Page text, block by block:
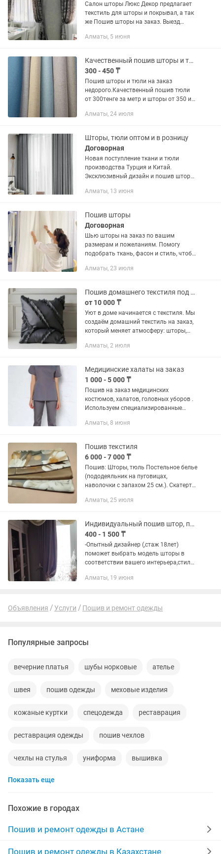
Салон шторы Люкс Декор предлагает
текстиль для шторы и покрывал, а так
же Пошив шторы на заказ. Выезд
бесплатно Мы с радостью привезем
Алматы, 5 июня
Качественный пошив шторы и тюли недорого
300 - 450 ₸
Пошив шторы и тюли на заказ
недорого.Качественный пошив тюли
от 300тенге за метр и шторы от 350 и
тюлей на заказ.Переделками шторы не
Алматы, 24 июля
Шторы, тюли оптом и в розницу
Договорная
Новая поступление ткани и тюли
производства Турция и Китай.
Эксклюзивный дизайн и пошив шторы
Казахстану. Все вопросы по телефону
3...
Алматы, 13 июня
Пошив шторы
Договорная
Шью шторы на заказ по вашим
размерам и пожеланиям. Помогу
подобрать ткань, фасон и стиль, чтобы
интерьеру.
Алматы, 23 июля
Пошив домашнего текстиля под заказ
от 10 000 ₸
Уют в доме начинается с текстиля. Мы
создаём домашний текстиль на заказ,
который меняет атмосферу: шторы,
подушки. • Индивидуальный пошив
Алматы, 2 июля
Медицинские халаты на заказ
1 000 - 5 000 ₸
Пошив на заказ медицинских
костюмов, халатов, головных уборов .
Используем специализированные
модели , так же можем сделать по
Работаем...
Алматы, 8 июня
Пошив текстиля
6 000 - 7 000 ₸
Пошив: Шторы, тюль Постельное белье
(пододеяльник на пуговицах,
наволочки с запахом 25 см.). Скатерти,
подушки. Индивидуальный пошив
Алматы, 25 июля
Индивидуальный пошив штор, покрывал подушек
400 - 1 500 ₸
-Опытный дизайнер (,стаж 18лет)
поможет выбрать модель шторы в
соответствии вашего интерьера,стиля
замеры ваших окон и
Алматы, 19 июня
Объявления Услуги Пошив и ремонт одежды
Популярные запросы
вечерние платья шубы норковые ателье
швея пошив одежды меховые изделия
кожаные куртки спецодежда реставрация
реставрация одежды пошив чехлов
чехлы на стулья униформа вышивка
индивидуальный пошив
договорная ростовая кукла
ремонт швейных машин скатерть
Показать еще
Похожие в городах
Пошив и ремонт одежды в Астане
Пошив и ремонт одежды в Казахстане